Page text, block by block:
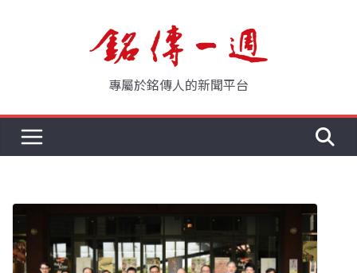
專屬於銘傳人的新聞平台